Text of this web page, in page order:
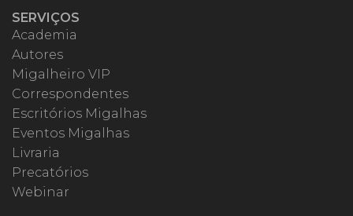
SERVIÇOS
Academia
Autores
Migalheiro VIP
Correspondentes
Escritórios Migalhas
Eventos Migalhas
Livraria
Precatórios
Webinar